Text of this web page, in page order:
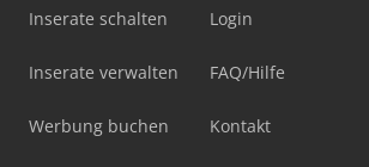
Inserate schalten
Inserate verwalten
Werbung buchen
Login
FAQ/Hilfe
Kontakt